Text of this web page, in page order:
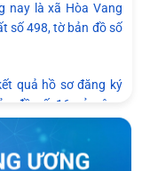
nay là xã Hòa Vang
số 498, tờ bản đồ số
quả hồ sơ đăng ký
đồ số 16 của ông
tại thôn Dương Lâm,